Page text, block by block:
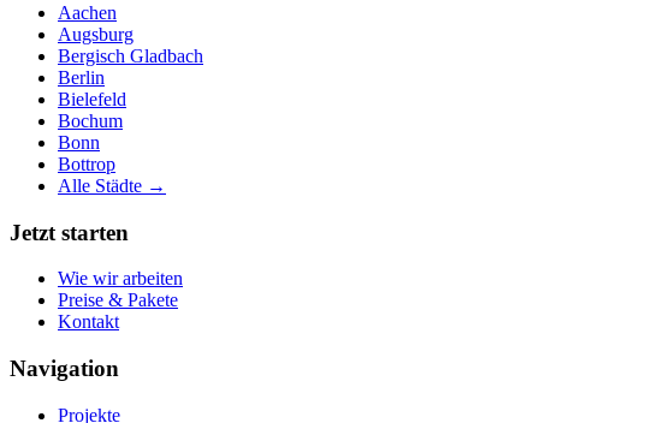
Aachen
Augsburg
Bergisch Gladbach
Berlin
Bielefeld
Bochum
Bonn
Bottrop
Alle Städte →
Jetzt starten
Wie wir arbeiten
Preise & Pakete
Kontakt
Navigation
Projekte